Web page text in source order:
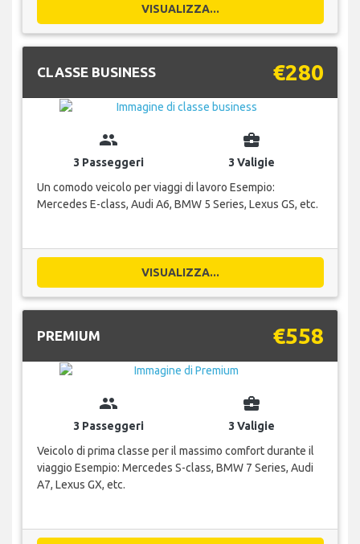
VISUALIZZA...
CLASSE BUSINESS €280
group
3 Passeggeri
business_center
3 Valigie
Un comodo veicolo per viaggi di lavoro Esempio:
Mercedes E-class, Audi A6, BMW 5 Series, Lexus GS, etc.
VISUALIZZA...
PREMIUM €558
group
3 Passeggeri
business_center
3 Valigie
Veicolo di prima classe per il massimo comfort durante il
viaggio Esempio: Mercedes S-class, BMW 7 Series, Audi
A7, Lexus GX, etc.